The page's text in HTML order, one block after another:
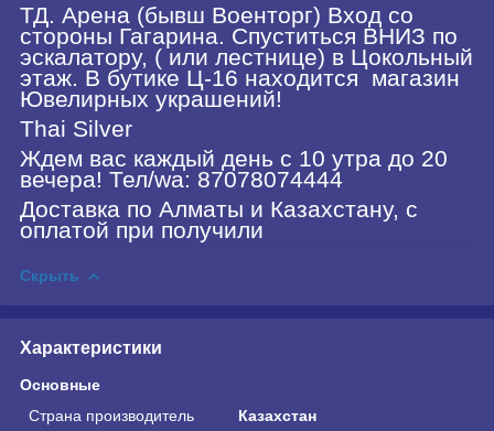
ТД. Арена (бывш Военторг) Вход со
стороны Гагарина. Спуститься ВНИЗ по
эскалатору, ( или лестнице) в Цокольный
этаж. В бутике Ц-16 находится
магазин
Ювелирных украшений!
Thai Silver
Ждем вас каждый день с 10 утра до 20
вечера! Тел/wa: 87078074444
Доставка по Алматы и Казахстану, с
оплатой при получили
Скрыть
Характеристики
Основные
Страна производитель
Казахстан